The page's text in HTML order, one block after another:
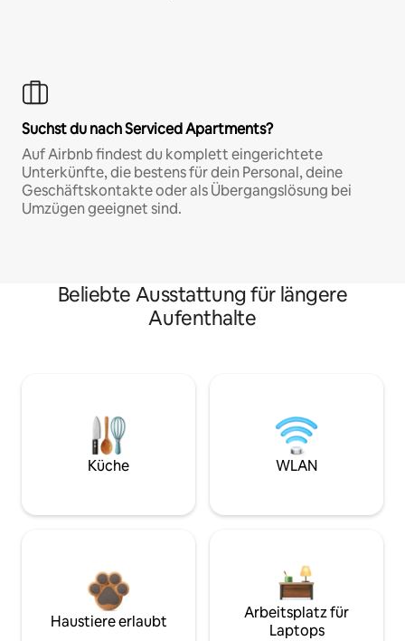
Suchst du nach Serviced Apartments?
Auf Airbnb findest du komplett eingerichtete
Unterkünfte, die bestens für dein Personal, deine
Geschäftskontakte oder als Übergangslösung bei
Umzügen geeignet sind.
Beliebte Ausstattung für längere
Aufenthalte
Küche WLAN
Haustiere erlaubt
Arbeitsplatz für
Laptops